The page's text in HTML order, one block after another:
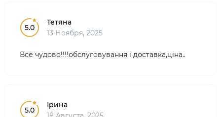
5.0
Тетяна
13 Ноября, 2025
Все чудово!!!!обслуговування і доставка,ціна..
5.0
Ірина